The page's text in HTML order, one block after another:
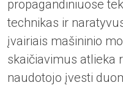
propagandiniuose
technikas ir
įvairiais mašininio
skaičiavimus atlieka
naudotojo įvesti